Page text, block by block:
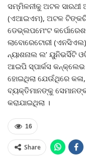
ସମ୍ମିଳନୀକୁ ଅଟଳ
(ଏଆଇଏମ), ଅଟଳ
ଡେଭ୍‌ଲପମେଂଟ
ଲାବୋରେଟୋରୀ
ନ୍ୟାଶନାଲ ଲ’ ୟୁନିଭର୍ସିଟି
ଆଇପି ସ୍ପାର୍କସ କନ୍‌କ୍ଲେଭ
ହୋଇଥିଲା ଯେଉଁଥିରେ
ବ୍ୟକ୍ତିମାନଙ୍କୁ
କରାଯାଇଥିଲା ।
16
Share